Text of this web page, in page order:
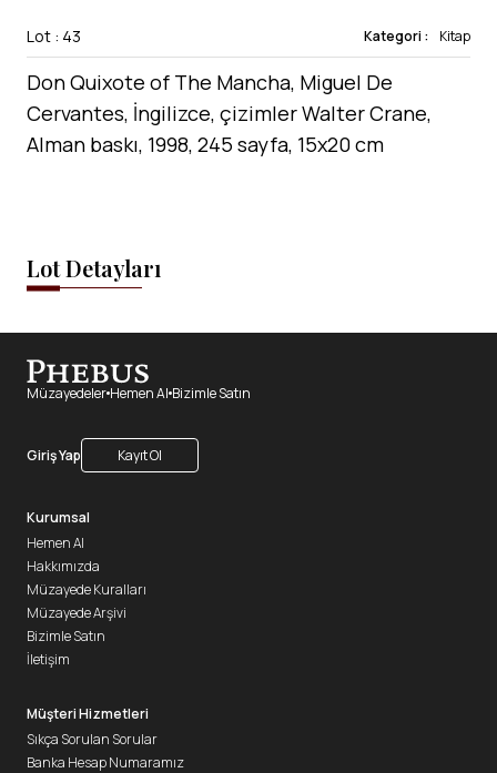
Lot : 43 Kategori : Kitap
Don Quixote of The Mancha, Miguel De
Cervantes, İngilizce, çizimler Walter Crane,
Alman baskı, 1998, 245 sayfa, 15x20 cm
Lot Detayları
Müzayedeler Hemen Al Bizimle Satın
Giriş Yap Kayıt Ol
Kurumsal
Hemen Al
Hakkımızda
Müzayede Kuralları
Müzayede Arşivi
Bizimle Satın
İletişim
Müşteri Hizmetleri
Sıkça Sorulan Sorular
Banka Hesap Numaramız